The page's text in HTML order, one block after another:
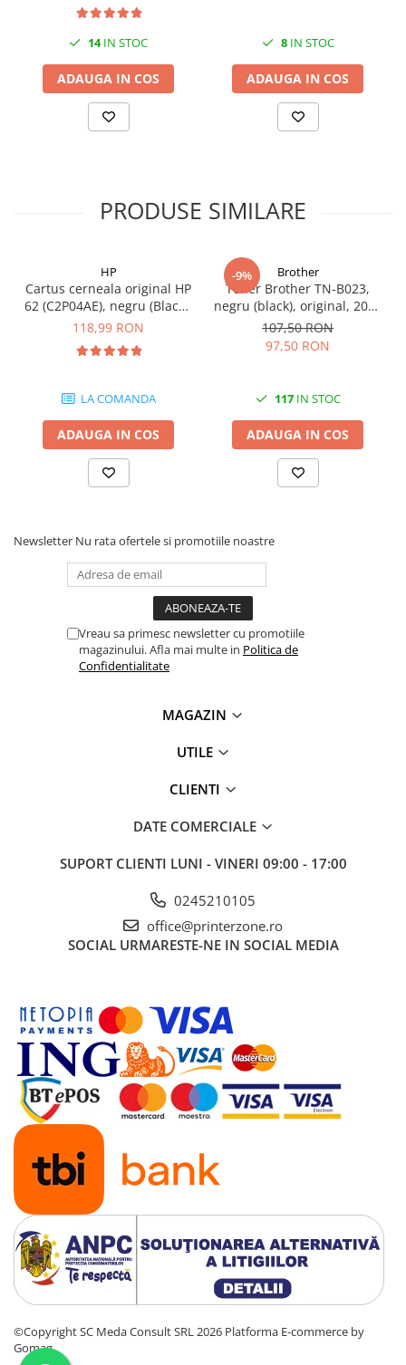
14IN STOC
ADAUGA IN COS
8IN STOC
ADAUGA IN COS
PRODUSE SIMILARE
HP
Cartus cerneala original HP
62 (C2P04AE), negru (Black),
200 pagini
118,99 RON
LA COMANDA
ADAUGA IN COS
-9% Brother
Toner Brother TN-B023,
negru (black), original, 2000
pagini
107,50 RON
97,50 RON
117IN STOC
ADAUGA IN COS
Newsletter Nu rata ofertele si promotiile noastre
Vreau sa primesc newsletter cu promotiile
magazinului. Afla mai multe in Politica de
Confidentialitate
MAGAZIN
UTILE
CLIENTI
DATE COMERCIALE
SUPORT CLIENTI LUNI - VINERI 09:00 - 17:00
0245210105
office@printerzone.ro
SOCIAL URMARESTE-NE IN SOCIAL MEDIA
©Copyright SC Meda Consult SRL 2026 Platforma E-commerce by
Gomag